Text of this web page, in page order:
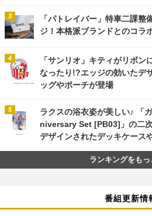
「パトレイバー」特車二課整
ジ！本格派ブランドとのコラ
「サンリオ」キティがリボ
なったり!?エッジの効いたデ
ッグやポーチが登場
ラクスの浴衣姿が美しい♪ 「
niversary Set [PB03]」の二
デザインされたデッキケース
ランキングをもっ
番組更新情